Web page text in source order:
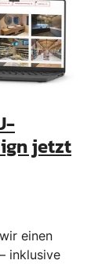
jetzt
einen
inklusive